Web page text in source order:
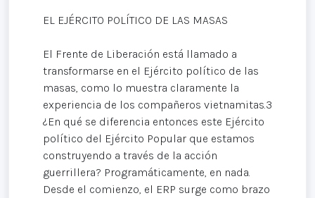
EL EJÉRCITO POLÍTICO DE LAS MASAS
El Frente de Liberación está llamado a
transformarse en el Ejército político de las
masas, como lo muestra claramente la
experiencia de los compañeros vietnamitas.3
¿En qué se diferencia entonces este Ejército
político del Ejército Popular que estamos
construyendo a través de la acción
guerrillera? Programáticamente, en nada.
Desde el comienzo, el ERP surge como brazo